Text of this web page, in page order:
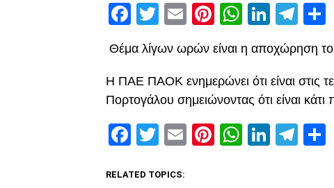
Facebook
Twitter
EmailPinterest
WhatsApp
Θέμα λίγων ωρών είναι η αποχώρηση
Η ΠΑΕ ΠΑΟΚ ενημερώνει ότι είναι στις
Πορτογάλου σημειώνοντας ότι είναι κάτι
Facebook
Twitter
EmailPinterest
WhatsApp
RELATED TOPICS: